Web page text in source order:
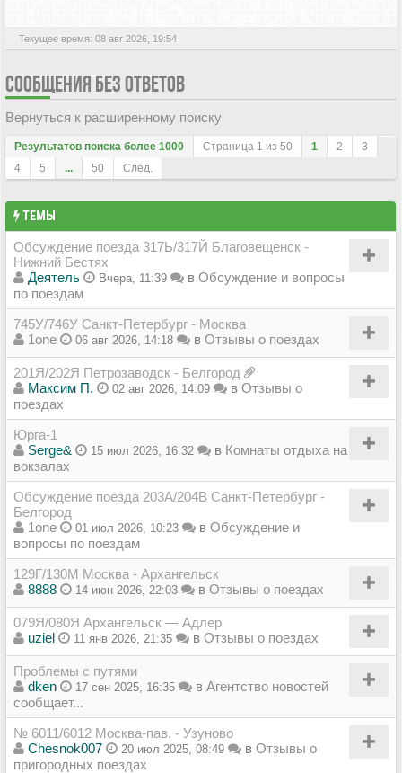
Текущее время: 08 авг 2026, 19:54
СООБЩЕНИЯ БЕЗ ОТВЕТОВ
Вернуться к расширенному поиску
Результатов поиска более 1000 Страница 1 из 50 1 2
3
4
5 ... 50 След.
ТЕМЫ
Обсуждение поезда 317Ь/317Й Благовещенск -
Нижний Бестях
Деятель
Вчера, 11:39 в Обсуждение и вопросы
по поездам
745У/746У Санкт-Петербург - Москва
1one
06 авг 2026, 14:18 в Отзывы о поездах
201Я/202Я Петрозаводск - Белгород
Максим П.
02 авг 2026, 14:09 в Отзывы о
поездах
Юрга-1
Serge&
15 июл 2026, 16:32 в Комнаты отдыха на
вокзалах
Обсуждение поезда 203А/204В Санкт-Петербург -
Белгород
1one
01 июл 2026, 10:23 в Обсуждение и
вопросы по поездам
129Г/130М Москва - Архангельск
8888
14 июн 2026, 22:03 в Отзывы о поездах
079Я/080Я Архангельск — Адлер
uziel
11 янв 2026, 21:35 в Отзывы о поездах
Проблемы с путями
dken
17 сен 2025, 16:35 в Агентство новостей
сообщает...
№ 6011/6012 Москва-пав. - Узуново
Chesnok007
20 июл 2025, 08:49 в Отзывы о
пригородных поездах